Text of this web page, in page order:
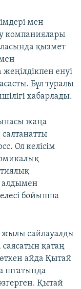
мен
компаниялары
қызмет
енуі
Бұл туралы
хабарлады.
жаңа
Ол келісім
алдымен
бойынша
жылы сайлауалды
қатаң
айда Қытай
штатында
Қытай